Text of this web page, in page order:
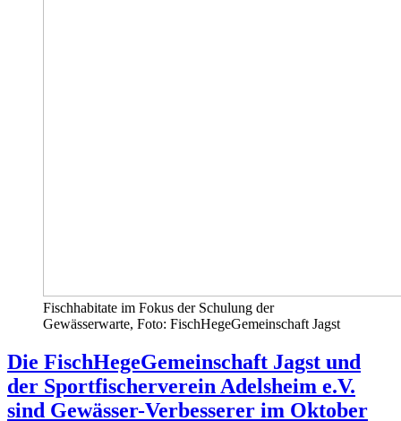
Fischhabitate im Fokus der Schulung der
Gewässerwarte, Foto: FischHegeGemeinschaft Jagst
Die FischHegeGemeinschaft Jagst und
der Sportfischerverein Adelsheim e.V.
sind Gewässer-Verbesserer im Oktober